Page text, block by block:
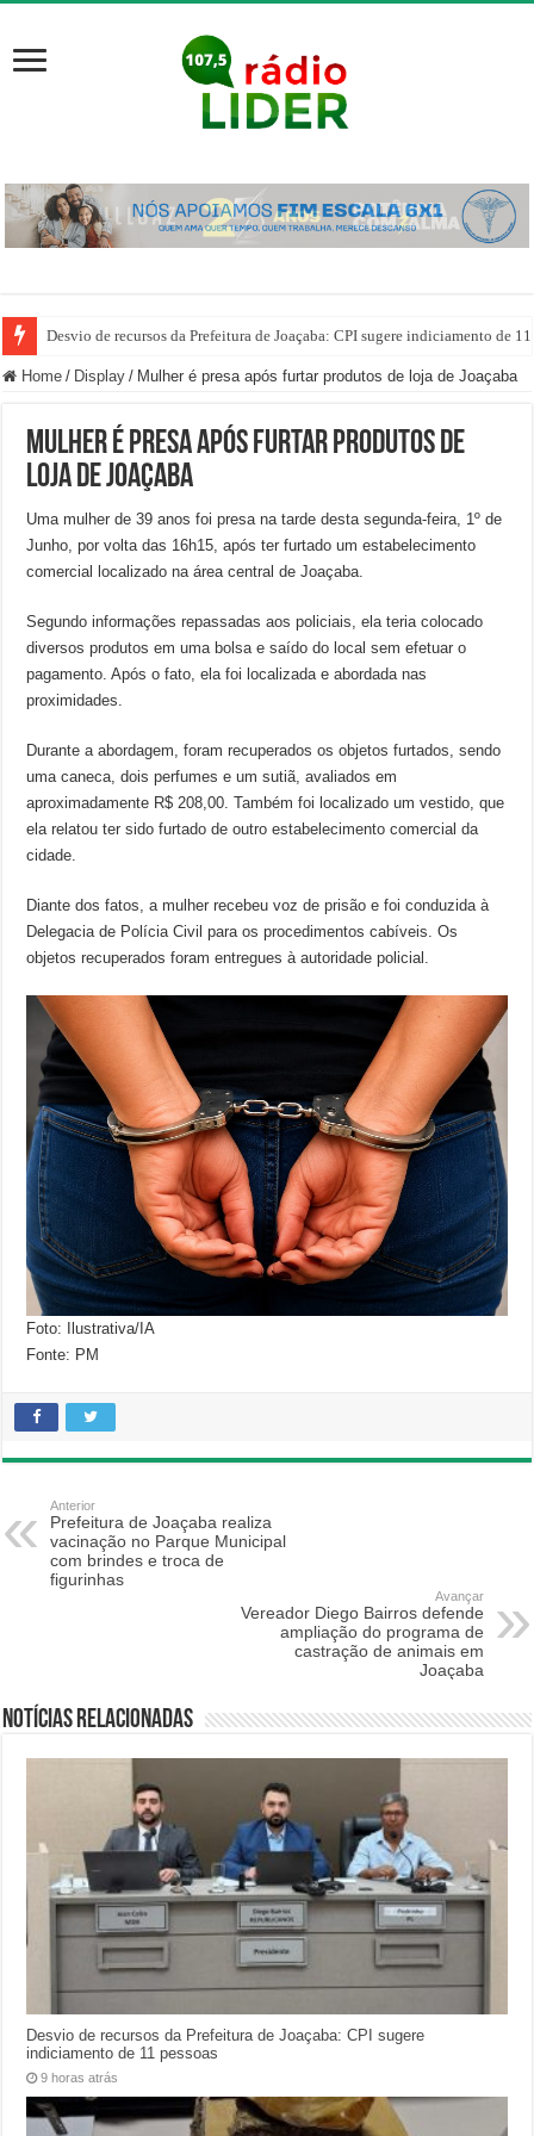
Desvio de recursos da Prefeitura de Joaçaba: CPI sugere indiciamento de 11
Home / Display / Mulher é presa após furtar produtos de loja de Joaçaba
Mulher é presa após furtar produtos de
loja de Joaçaba
Uma mulher de 39 anos foi presa na tarde desta segunda-feira, 1º de
Junho, por volta das 16h15, após ter furtado um estabelecimento
comercial localizado na área central de Joaçaba.
Segundo informações repassadas aos policiais, ela teria colocado
diversos produtos em uma bolsa e saído do local sem efetuar o
pagamento. Após o fato, ela foi localizada e abordada nas
proximidades.
Durante a abordagem, foram recuperados os objetos furtados, sendo
uma caneca, dois perfumes e um sutiã, avaliados em
aproximadamente R$ 208,00. Também foi localizado um vestido, que
ela relatou ter sido furtado de outro estabelecimento comercial da
cidade.
Diante dos fatos, a mulher recebeu voz de prisão e foi conduzida à
Delegacia de Polícia Civil para os procedimentos cabíveis. Os
objetos recuperados foram entregues à autoridade policial.
Foto: Ilustrativa/IA
Fonte: PM
Anterior
Prefeitura de Joaçaba realiza
vacinação no Parque Municipal
com brindes e troca de
figurinhas
Avançar
Vereador Diego Bairros defende
ampliação do programa de
castração de animais em
Joaçaba
Notícias relacionadas
Desvio de recursos da Prefeitura de Joaçaba: CPI sugere
indiciamento de 11 pessoas
9 horas atrás